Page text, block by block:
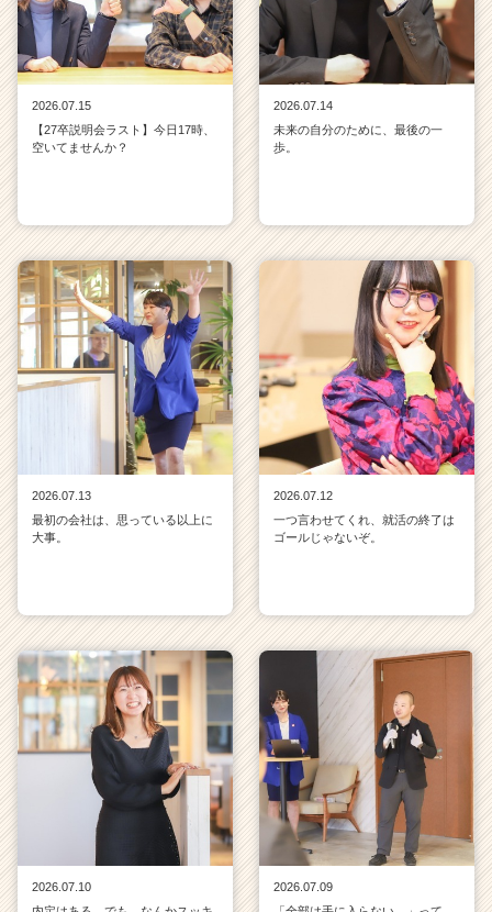
2026.07.15
【27卒説明会ラスト】今日17時、
空いてませんか？
2026.07.14
未来の自分のために、最後の一
歩。
2026.07.13
最初の会社は、思っている以上に
大事。
2026.07.12
一つ言わせてくれ、就活の終了は
ゴールじゃないぞ。
2026.07.10
2026.07.09